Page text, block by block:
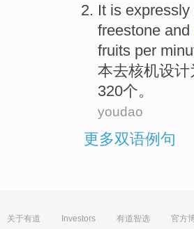
It is expressly
freestone and
fruits per
本去核机设计
320个。
youdao
更多双语例句
关于有道 Investors 有道智选 官方